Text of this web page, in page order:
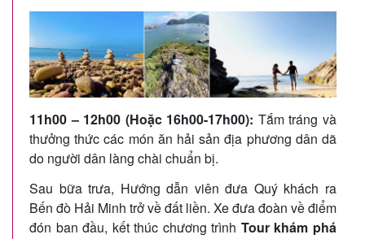
11h00 – 12h00 (Hoặc 16h00-17h00): Tắm tráng và
thưởng thức các món ăn hải sản địa phương dân dã
do người dân làng chài chuẩn bị.
Sau bữa trưa, Hướng dẫn viên đưa Quý khách ra
Bến đò Hải Minh trở về đất liền. Xe đưa đoàn về điểm
đón ban đầu, kết thúc chương trình Tour khám phá